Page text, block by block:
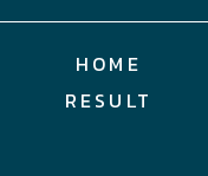
HOME
RESULT